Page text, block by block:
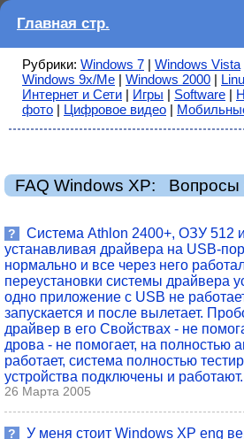
Главная стр.
Рубрики: Windows 7 | Windows Vista
Windows 9x/Me | Windows 2000 |
Интернет и Сети | Игры | Software |
фото | Цифровое видео |
FAQ Windows XP: Вопросы
?
Система Athlon 2400+, ОЗУ 512
устанавливая драйвера на USB-
нормально и все через него
переустановки системы драйвера
одно приложение с USB не
запускается и после вылетает.
драйвер в его Свойствах - не
дрова - не помогает, на полностью
работает, система полностью
устройства подключены и работают.
26 Марта 2005
?
У меня стоит Windows XP eng